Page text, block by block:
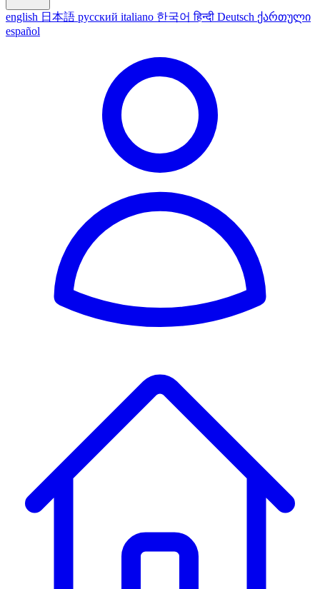
english 日本語 русский italiano 한국어हिन्दी Deutsch ქართული
español